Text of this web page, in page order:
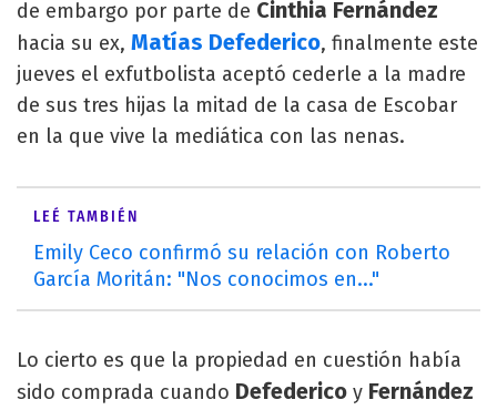
de embargo por parte de Cinthia Fernández
hacia su ex, Matías Defederico, finalmente este
jueves el exfutbolista aceptó cederle a la madre
de sus tres hijas la mitad de la casa de Escobar
en la que vive la mediática con las nenas.
LEÉ TAMBIÉN
Emily Ceco confirmó su relación con Roberto
García Moritán: "Nos conocimos en..."
Lo cierto es que la propiedad en cuestión había
sido comprada cuando Defederico y Fernández